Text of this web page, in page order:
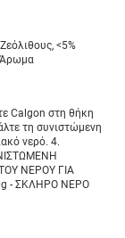
<5%
Άρωμα
Calgon στη θήκη
τη συνιστώμενη
νερό. 4.
ΝΕΡΟΥ ΓΙΑ
- ΣΚΛΗΡΟ ΝΕΡΟ